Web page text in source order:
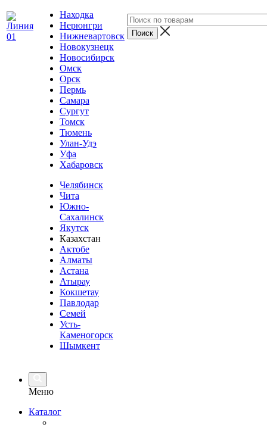
Находка
Нерюнгри
Нижневартовск
Новокузнецк
Новосибирск
Омск
Орск
Пермь
Самара
Сургут
Томск
Тюмень
Улан-Удэ
Уфа
Хабаровск
Челябинск
Чита
Южно-
Сахалинск
Якутск
Казахстан
Актобе
Алматы
Астана
Атырау
Кокшетау
Павлодар
Семей
Усть-
Каменогорск
Шымкент
Меню
Каталог